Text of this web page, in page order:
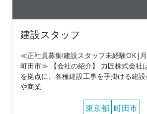
建設スタッフ
≪正社員募集!建設スタッフ未経験OK|
町田市≫ 【会社の紹介】 力匠株式会社
を拠点に、各種建設工事を手掛ける建
や商業
東京都 町田市